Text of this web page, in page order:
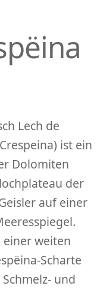
Lech de
ist ein
Dolomiten
der
auf einer
einer weiten
Scharte
und